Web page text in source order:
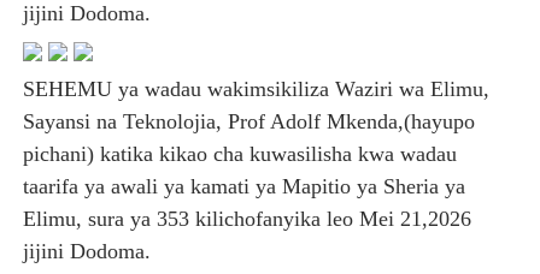
jijini Dodoma.
SEHEMU ya wadau wakimsikiliza Waziri wa Elimu,
Sayansi na Teknolojia, Prof Adolf Mkenda,(hayupo
pichani) katika kikao cha kuwasilisha kwa wadau
taarifa ya awali ya kamati ya Mapitio ya Sheria ya
Elimu, sura ya 353 kilichofanyika leo Mei 21,2026
jijini Dodoma.